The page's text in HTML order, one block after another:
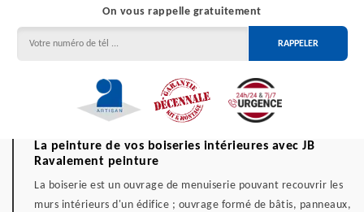
On vous rappelle gratuitement
La peinture de vos boiseries intérieures avec JB
Ravalement peinture
La boiserie est un ouvrage de menuiserie pouvant recouvrir les
murs intérieurs d'un édifice ; ouvrage formé de bâtis, panneaux,